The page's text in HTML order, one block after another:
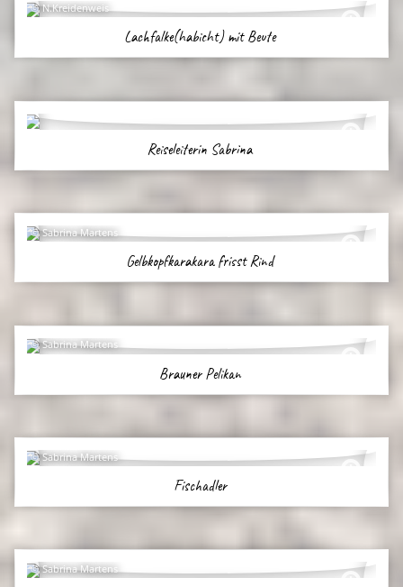
N.Kreidenweis
Lachfalke(habicht) mit Beute
Reiseleiterin Sabrina
Sabrina Martens
Gelbkopfkarakara frisst Rind
Sabrina Martens
Brauner Pelikan
Sabrina Martens
Fischadler
Sabrina Martens